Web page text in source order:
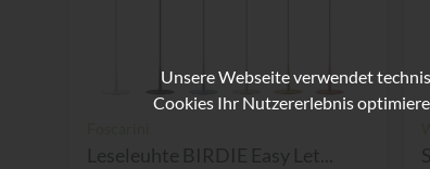
Leseleuhte BIRDIE Easy Let...
Unsere Webseite verwendet
Cookies Ihr Nutzererlebnis